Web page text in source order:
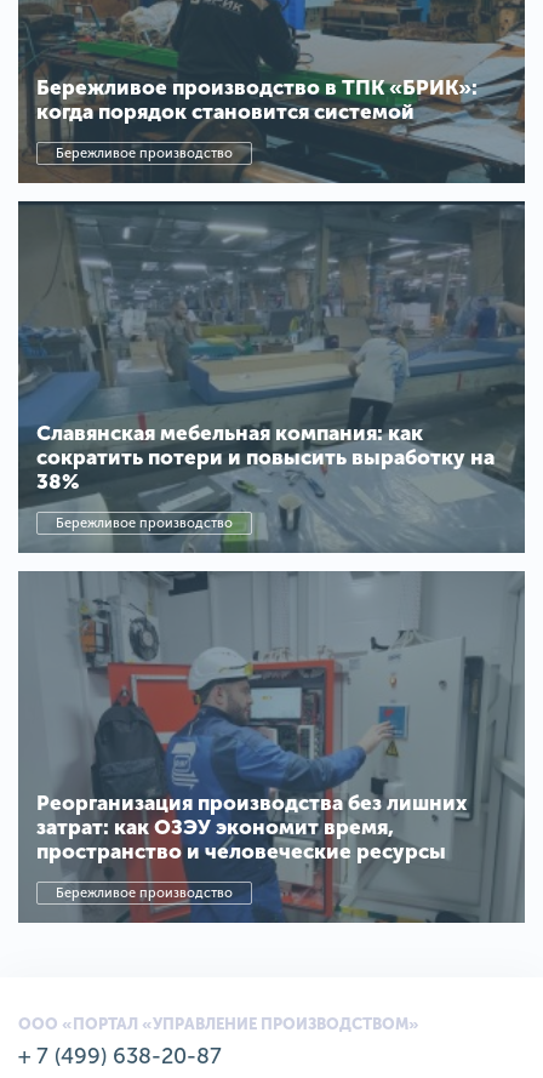
Бережливое производство в ТПК «БРИК»:
когда порядок становится системой
Бережливое производство
Славянская мебельная компания: как
сократить потери и повысить выработку на
38%
Бережливое производство
Реорганизация производства без лишних
затрат: как ОЗЭУ экономит время,
пространство и человеческие ресурсы
Бережливое производство
ООО «ПОРТАЛ «УПРАВЛЕНИЕ ПРОИЗВОДСТВОМ»
+ 7 (499) 638-20-87